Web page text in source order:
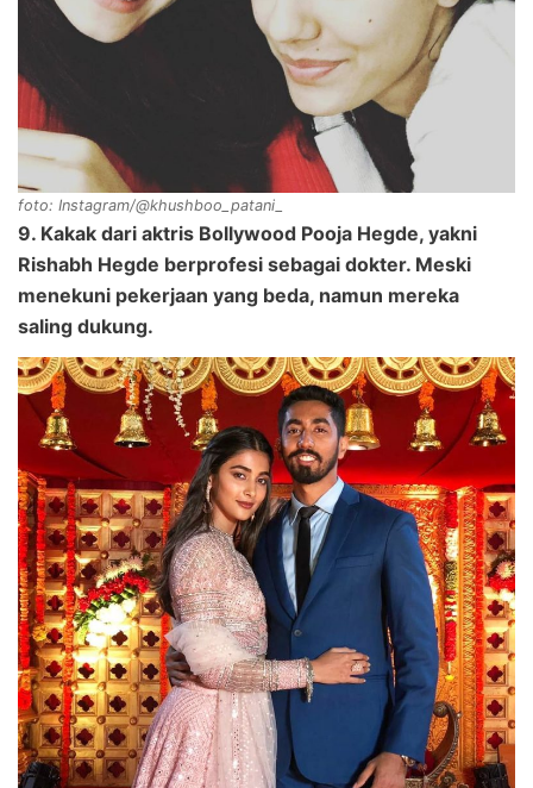
foto: Instagram/@khushboo_patani_
9. Kakak dari aktris Bollywood Pooja Hegde, yakni
Rishabh Hegde berprofesi sebagai dokter. Meski
menekuni pekerjaan yang beda, namun mereka
saling dukung.